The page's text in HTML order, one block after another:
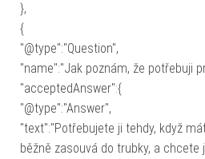
},
{
"@type":"Question",
"name":"Jak poznám, že potřebuji
"acceptedAnswer":{
"@type":"Answer",
"text":"Potřebujete ji tehdy, když
běžně zasouvá do trubky, a